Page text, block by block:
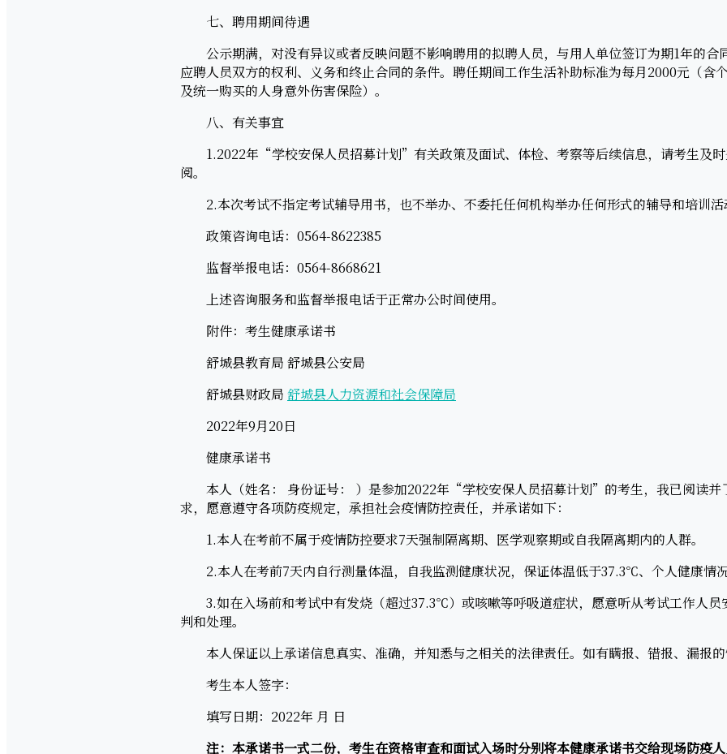
七、聘用期间待遇
公示期满，对没有异议或者反映问题不影响聘用的拟聘人员，与用人单位签订为期1年的合
应聘人员双方的权利、义务和终止合同的条件。聘任期间工作生活补助标准为每月2000元（含
及统一购买的人身意外伤害保险）。
八、有关事宜
1.2022年“学校安保人员招募计划”有关政策及面试、体检、考察等后续信息，请考生及时
阅。
2.本次考试不指定考试辅导用书，也不举办、不委托任何机构举办任何形式的辅导和培训活
政策咨询电话：0564-8622385
监督举报电话：0564-8668621
上述咨询服务和监督举报电话于正常办公时间使用。
附件：考生健康承诺书
舒城县教育局 舒城县公安局
舒城县财政局 舒城县人力资源和社会保障局
2022年9月20日
健康承诺书
本人（姓名： 身份证号： ）是参加2022年“学校安保人员招募计划”的考生，我已阅读并
求，愿意遵守各项防疫规定，承担社会疫情防控责任，并承诺如下：
1.本人在考前不属于疫情防控要求7天强制隔离期、医学观察期或自我隔离期内的人群。
2.本人在考前7天内自行测量体温，自我监测健康状况，保证体温低于37.3℃、个人健康情况
3.如在入场前和考试中有发烧（超过37.3℃）或咳嗽等呼吸道症状，愿意听从考试工作人员
判和处理。
本人保证以上承诺信息真实、准确，并知悉与之相关的法律责任。如有瞒报、错报、漏报的
考生本人签字：
填写日期：2022年 月 日
注：本承诺书一式二份，考生在资格审查和面试入场时分别将本健康承诺书交给现场防疫人